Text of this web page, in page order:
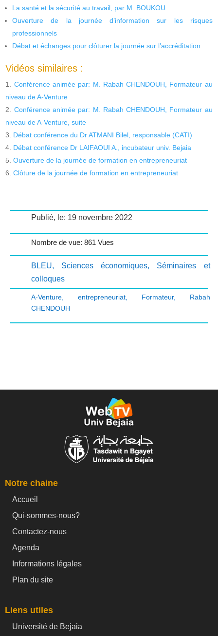
La santé et la sécurité au travail, par M. BOUKOU
Ouverture de la journée d’information sur les risques
professionnels
Débat et échanges pour clôturer la journée sur l’accréditation
Vidéos similaires :
Conférence animée par: M. Rabah CHENDOUH, Formateur au
niveau de A-Venture
Conférence animée par: M. Rabah CHENDOUH, Formateur au
niveau de A-Venture, suite
Débat conférence du Dr ATMANI Bilel, responsable (CATI)
Débat conférence Dr LAIFAOUI A., incubateur univ. Bejaia
Ouverture de la journée de formation en entrepreneuriat
Clôture de la journée de formation en entrepreneuriat
Publié, le: 19 novembre 2022
Nombre de vue: 861 Vues
BLEU, Sciences économiques, Séminaires et
colloques
A-Venture, entrepreneuriat, Formateur, Rabah
CHENDOUH
Notre chaine
Accueil
Qui-sommes-nous?
Contactez-nous
Agenda
Informations légales
Plan du site
Liens utiles
Université de Bejaia